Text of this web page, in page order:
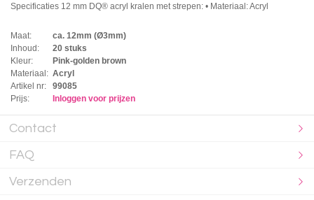
Specificaties 12 mm DQ® acryl kralen met strepen: • Materiaal: Acryl
Maat:
ca. 12mm (Ø3mm)
Inhoud:
20 stuks
Kleur:
Pink-golden brown
Materiaal: Acryl
Artikel nr:
99085
Prijs:
Inloggen voor prijzen
Contact
FAQ
Verzenden